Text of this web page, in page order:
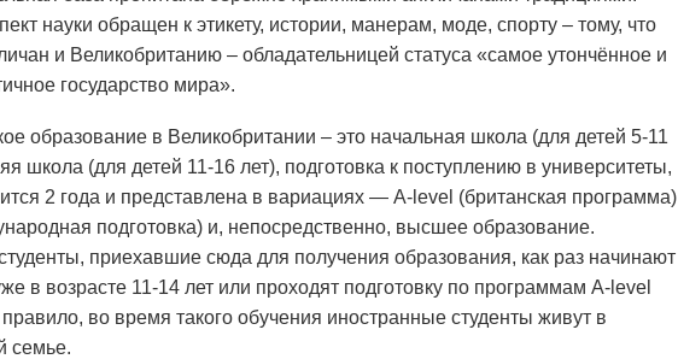
науки обращен к этикету, истории, манерам, моде, спорту – тому, что
и Великобританию – обладательницей статуса «самое утончённое и
государство мира».
образование в Великобритании – это начальная школа (для детей 5-11
школа (для детей 11-16 лет), подготовка к поступлению в университеты,
2 года и представлена в вариациях — A-level (британская программа)
подготовка) и, непосредственно, высшее образование.
приехавшие сюда для получения образования, как раз начинают
в возрасте 11-14 лет или проходят подготовку по программам A-level
во время такого обучения иностранные студенты живут в
семье.